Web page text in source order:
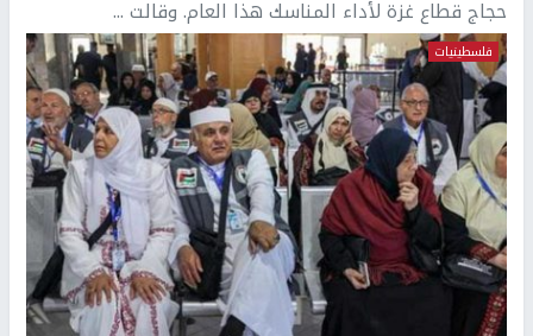
حجاج قطاع غزة لأداء المناسك هذا العام. وقالت ...
فلسطينيات